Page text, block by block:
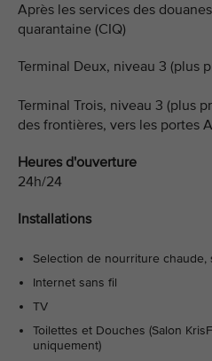
Après les services des
quarantaine (CIQ)
Terminal Deux, niveau 3 (plus
Terminal Trois, niveau 3 (plus
des frontières, vers les portes
Heures d'ouverture
24h/24
Installations
Selection de nourriture
Internet sans fil
TV
Toilettes et Douches (Salon
uniquement)